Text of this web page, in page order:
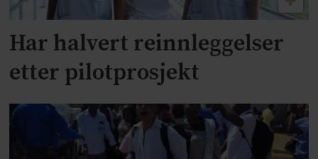
Har halvert reinnleggelser
etter pilotprosjekt